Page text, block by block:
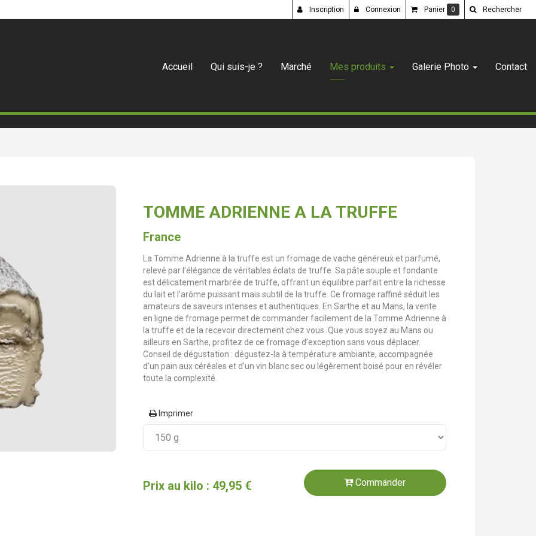
Accueil Qui suis-je ? Marché Mes produits Galerie Photo Contact
TOMME ADRIENNE A LA TRUFFE
France
La Tomme Adrienne à la truffe est un fromage de vache généreux et parfumé,
relevé par l’élégance de véritables éclats de truffe. Sa pâte souple et fondante
est délicatement marbrée de truffe, offrant un équilibre parfait entre la richesse
du lait et l’arôme puissant mais subtil de la truffe. Ce fromage raffiné séduit les
amateurs de saveurs intenses et authentiques. En Sarthe et au Mans, la vente
en ligne de fromage permet de commander facilement de la Tomme Adrienne à
la truffe et de la recevoir directement chez vous. Que vous soyez au Mans ou
ailleurs en Sarthe, profitez de ce fromage d’exception sans vous déplacer.
Conseil de dégustation : dégustez-la à température ambiante, accompagnée
d’un pain aux céréales et d’un vin blanc sec ou légèrement boisé pour en révéler
toute la complexité.
Imprimer
Prix au kilo : 49,95 € Commander
Inscription Connexion Panier 0 Rechercher